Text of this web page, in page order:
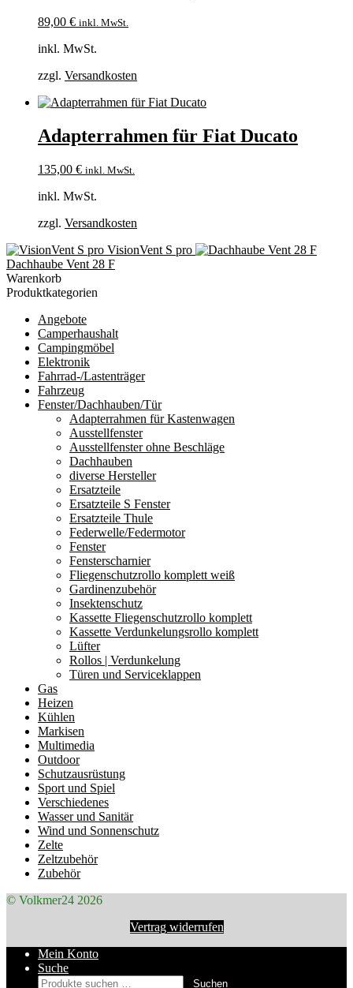
89,00 € inkl. MwSt.
inkl. MwSt.
zzgl. Versandkosten
Adapterrahmen für Fiat Ducato
135,00 € inkl. MwSt.
inkl. MwSt.
zzgl. Versandkosten
VisionVent S pro
Dachhaube Vent 28 F
Warenkorb
Produktkategorien
Angebote
Camperhaushalt
Campingmöbel
Elektronik
Fahrrad-/Lastenträger
Fahrzeug
Fenster/Dachhauben/Tür
Adapterrahmen für Kastenwagen
Ausstellfenster
Ausstellfenster ohne Beschläge
Dachhauben
diverse Hersteller
Ersatzteile
Ersatzteile S Fenster
Ersatzteile Thule
Federwelle/Federmotor
Fenster
Fensterscharnier
Fliegenschutzrollo komplett weiß
Gardinenzubehör
Insektenschutz
Kassette Fliegenschutzrollo komplett
Kassette Verdunkelungsrollo komplett
Lüfter
Rollos | Verdunkelung
Türen und Serviceklappen
Gas
Heizen
Kühlen
Markisen
Multimedia
Outdoor
Schutzausrüstung
Sport und Spiel
Verschiedenes
Wasser und Sanitär
Wind und Sonnenschutz
Zelte
Zeltzubehör
Zubehör
© Volkmer24 2026
Vertrag widerrufen
Mein Konto
Suche
Suchen
Suchen